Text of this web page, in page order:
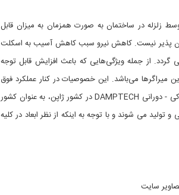
زلزله در ساختمان به صورت همزمان به میزان قابل
پذیر نیست. کاهش نیرو سبب کاهش آسیب به اسکلت
از جمله ویژگی‌هایی که باعث افزایش قابل توجه
میراگرها می‌باشد. این خصوصیات در کنار عملکرد فوق
العاده و تاثیر ویژه این میراگرها در کاهش خسارات سازه‌ای باعث شده استفاده از میراگرهای اصطکاکی - دورانی DAMPTECH در کشور ژاپن، به عنوان کشور
می شوند و با توجه به اینکه از نظر ابعاد در کلیه
سایت